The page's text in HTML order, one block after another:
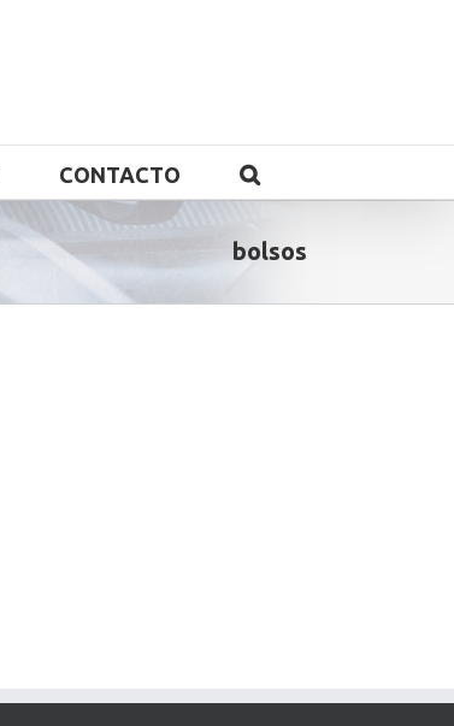
CONTACTO
bolsos